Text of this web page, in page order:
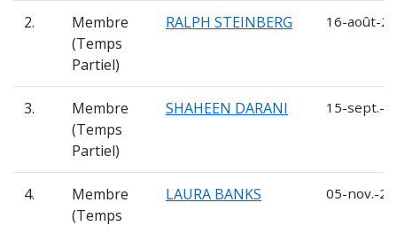
2.
Membre
(Temps
Partiel)
RALPH STEINBERG 16-août-
3.
Membre
(Temps
Partiel)
SHAHEEN DARANI 15-sept.-
4.
Membre
(Temps
LAURA BANKS 05-nov.-